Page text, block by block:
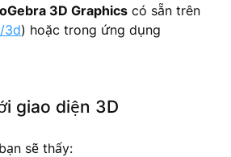
3D Graphics có sẵn trên
3d) hoặc trong ứng dụng
giao diện 3D
sẽ thấy: